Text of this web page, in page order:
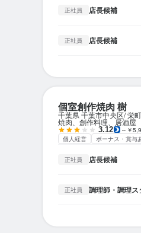
正社員 店長候補
正社員 店長候補
個室創作焼肉 樹
千葉県 千葉市中央区 栄
焼肉、創作料理、居酒屋
3.12 ～￥
個人経営
ボーナス・賞与
正社員 店長候補
正社員 調理師・調理ス